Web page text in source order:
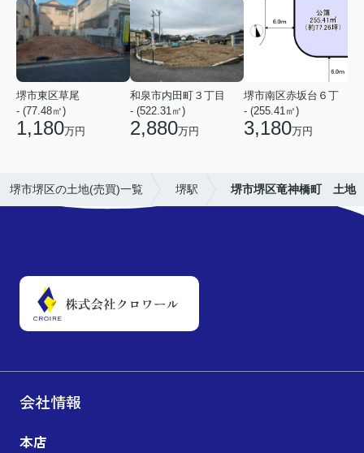
堺市東区草尾
- (77.48㎡)
1,180万円
和泉市内田町３丁目
- (522.31㎡)
2,880万円
堺市南区赤坂台６丁
- (255.41㎡)
3,180万円
堺市堺区の土地(売買)一覧 堺駅 堺市堺区竜神橋町 土地
会社情報
本店